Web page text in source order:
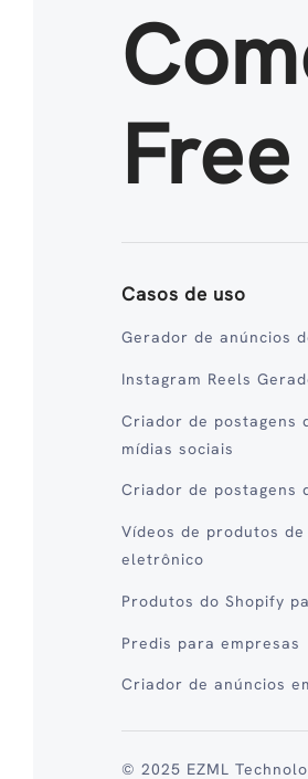
Free
Casos de uso
Gerador de anúncios
Instagram Reels
Criador de postagens
mídias sociais
Criador de postagens
Vídeos de produtos
eletrônico
Produtos do Shopify
Predis para empresas
Criador de anúncios
© 2025 EZML